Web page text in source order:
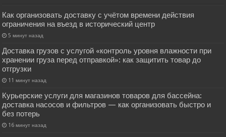
Как организовать доставку с учётом времени действия
ограничения на въезд в исторический центр
5 минут назад
Доставка грузов с услугой «контроль уровня влажности при
хранении груза перед отправкой»: как защитить товар до
отгрузки
11 минут назад
Курьерские услуги для магазинов товаров для бассейна:
доставка насосов и фильтров — как организовать быстро и
без потерь
16 минут назад